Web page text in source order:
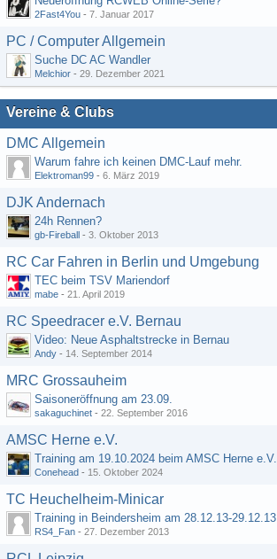
2Fast4You - 7. Januar 2017
PC / Computer Allgemein
Suche DC AC Wandler
Melchior - 29. Dezember 2021
Vereine & Clubs
DMC Allgemein
Warum fahre ich keinen DMC-Lauf mehr.
Elektroman99 - 6. März 2019
DJK Andernach
24h Rennen?
gb-Fireball - 3. Oktober 2013
RC Car Fahren in Berlin und Umgebung
TEC beim TSV Mariendorf
mabe - 21. April 2019
RC Speedracer e.V. Bernau
Video: Neue Asphaltstrecke in Bernau
Andy - 14. September 2014
MRC Grossauheim
Saisoneröffnung am 23.09.
sakaguchinet - 22. September 2016
AMSC Herne e.V.
Training am 19.10.2024 beim AMSC Herne e.V.
Conehead - 15. Oktober 2024
TC Heuchelheim-Minicar
Training in Beindersheim am 28.12.13-29.12.13
RS4_Fan - 27. Dezember 2013